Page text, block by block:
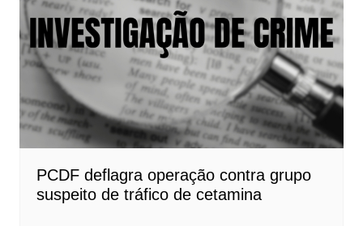
PCDF deflagra operação contra grupo
suspeito de tráfico de cetamina